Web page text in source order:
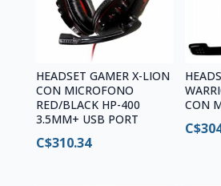
HEADSET GAMER X-LION
CON MICROFONO
RED/BLACK HP-400
3.5MM+ USB PORT
C$310.34
CON
C$